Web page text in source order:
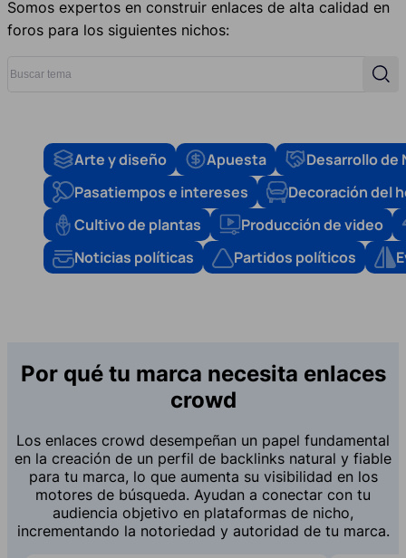
Somos expertos en construir enlaces de alta calidad en
foros para los siguientes nichos:
Arte y diseño Apuesta
Desarrollo de
Pasatiempos e intereses
Decoración del
Cultivo de plantas
Producción de video
Noticias políticas
Partidos políticos
Por qué tu marca necesita enlaces
crowd
Los enlaces crowd desempeñan un papel fundamental
en la creación de un perfil de backlinks natural y fiable
para tu marca, lo que aumenta su visibilidad en los
motores de búsqueda. Ayudan a conectar con tu
audiencia objetivo en plataformas de nicho,
incrementando la notoriedad y autoridad de tu marca.